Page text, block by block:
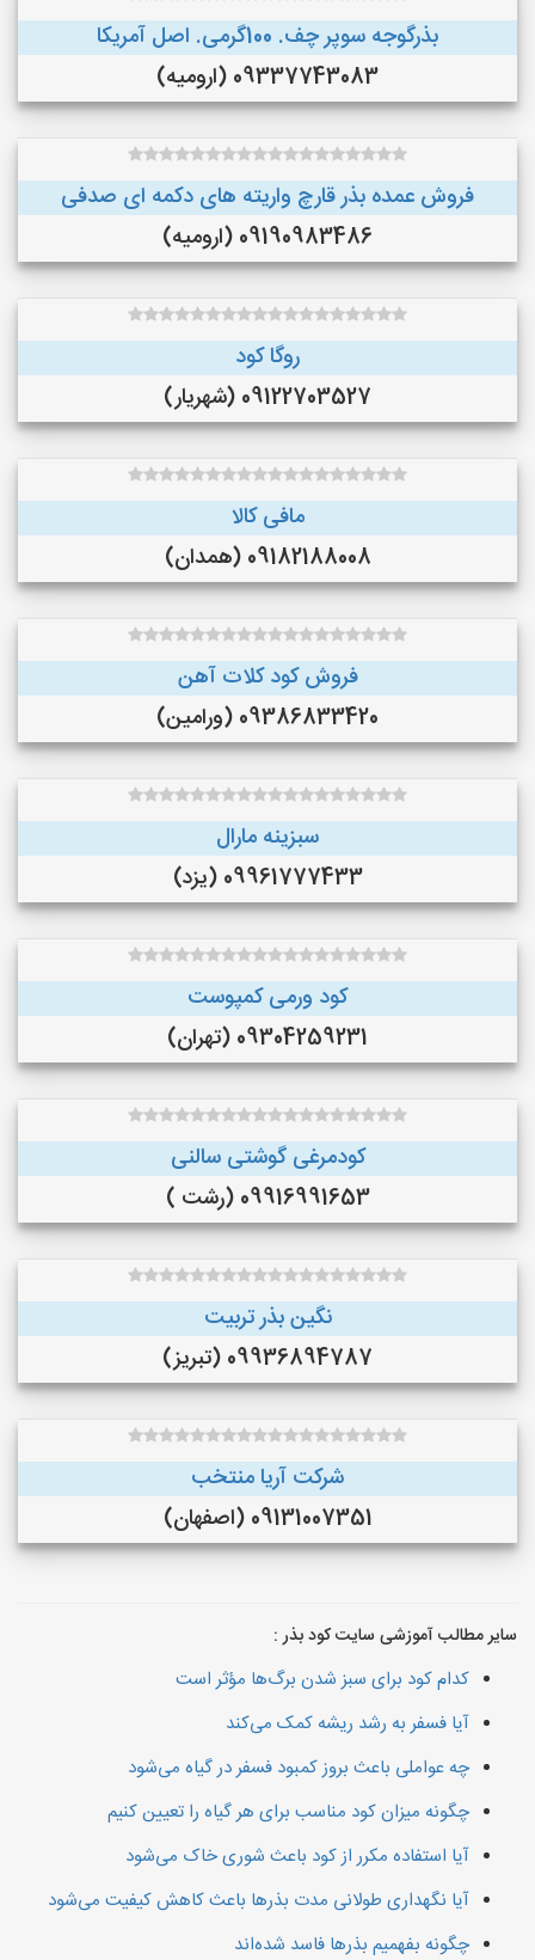
بذرگوجه‌ سوپر چف. 100گرمی. اصل آمریکا
09337743083 (ارومیه)
فروش عمده بذر قارچ واریته های دکمه ای صدفی
09190983486 (ارومیه)
روگا کود
09122703527 (شهریار)
مافی کالا
09182188008 (همدان)
فروش کود کلات آهن
09386833420 (ورامین)
سبزینه مارال
09961777433 (یزد)
کود ورمی کمپوست
09304259231 (تهران)
کودمرغی گوشتی سالنی
09916991653 (رشت )
نگین بذر تربیت
09936894787 (تبریز)
شرکت آریا منتخب
09131007351 (اصفهان)
سایر مطالب آموزشی سایت کود بذر :
کدام کود برای سبز شدن برگ‌ها مؤثر است
آیا فسفر به رشد ریشه کمک می‌کند
چه عواملی باعث بروز کمبود فسفر در گیاه می‌شود
چگونه میزان کود مناسب برای هر گیاه را تعیین کنیم
آیا استفاده مکرر از کود باعث شوری خاک می‌شود
آیا نگهداری طولانی مدت بذرها باعث کاهش کیفیت می‌شود
چگونه بفهمیم بذرها فاسد شده‌اند